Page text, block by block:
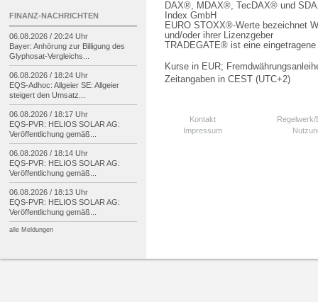
DAX®, MDAX®, TecDAX® und
Index GmbH
EURO STOXX®-Werte bezeichnet
und/oder ihrer Lizenzgeber
TRADEGATE® ist eine
Kurse in EUR;
Zeitangaben in CEST (UTC+2)
Kontakt
Impressum
FINANZ-NACHRICHTEN
06.08.2026 / 20:24 Uhr
Bayer: Anhörung zur Billigung des
Glyphosat-Vergleichs...
06.08.2026 / 18:24 Uhr
EQS-Adhoc: Allgeier SE: Allgeier
steigert den Umsatz...
06.08.2026 / 18:17 Uhr
EQS-PVR: HELIOS SOLAR AG:
Veröffentlichung gemäß...
06.08.2026 / 18:14 Uhr
EQS-PVR: HELIOS SOLAR AG:
Veröffentlichung gemäß...
06.08.2026 / 18:13 Uhr
EQS-PVR: HELIOS SOLAR AG:
Veröffentlichung gemäß...
alle Meldungen